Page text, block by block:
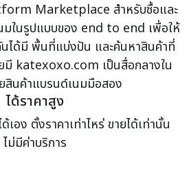
Marketplace สำหรับซื้อและ
มในรูปแบบของ end to end เพื่อให้
ได้มี พื้นที่แบ่งปัน และค้นหาสินค้าที่
มี katexoxo.com เป็นสื่อกลางใน
สินค้าแบรนด์เนมมือสอง
ได้ราคาสูง
เอง ตั้งราคาเท่าไหร่ ขายได้เท่านั้น
ไม่มีค่าบริการ